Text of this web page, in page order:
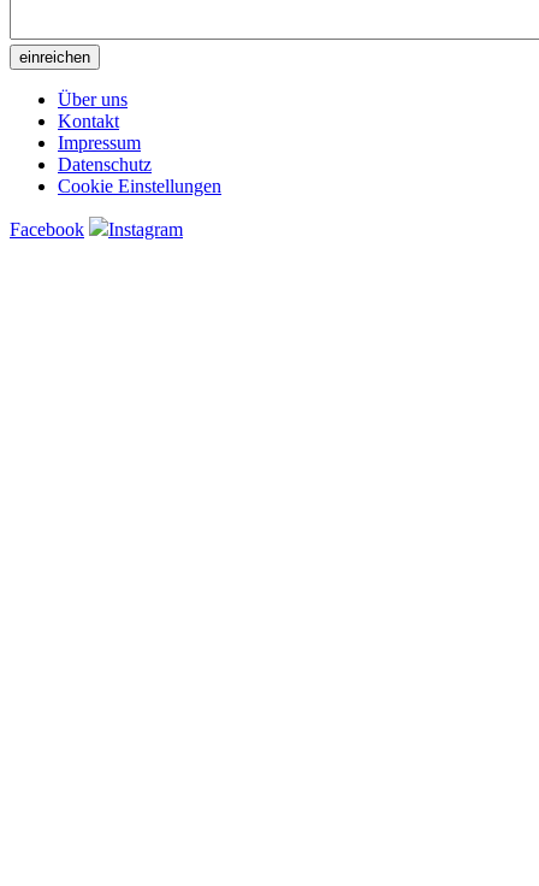
Über uns
Kontakt
Impressum
Datenschutz
Cookie Einstellungen
Facebook Instagram